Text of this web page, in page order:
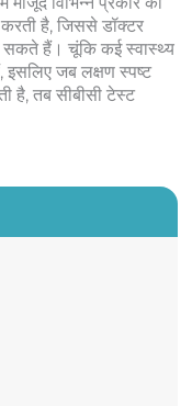
करती है, जिससे डॉक्टर
सकते हैं। चूंकि कई स्वास्थ्य
इसलिए जब लक्षण स्पष्ट
है, तब सीबीसी टेस्ट